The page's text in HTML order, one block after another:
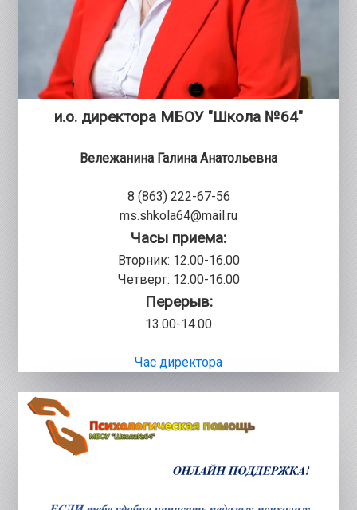
и.о. директора МБОУ "Школа №64"
Вележанина Галина Анатольевна
8 (863) 222-67-56
ms.shkola64@mail.ru
Часы приема:
Вторник: 12.00-16.00
Четверг: 12.00-16.00
Перерыв:
13.00-14.00
Час директора